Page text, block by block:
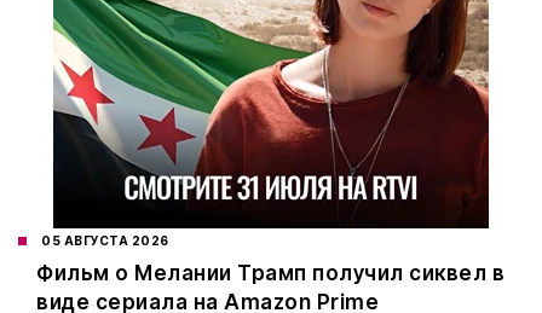
05 АВГУСТА 2026
Фильм о Мелании Трамп получил сиквел в
виде сериала на Amazon Prime